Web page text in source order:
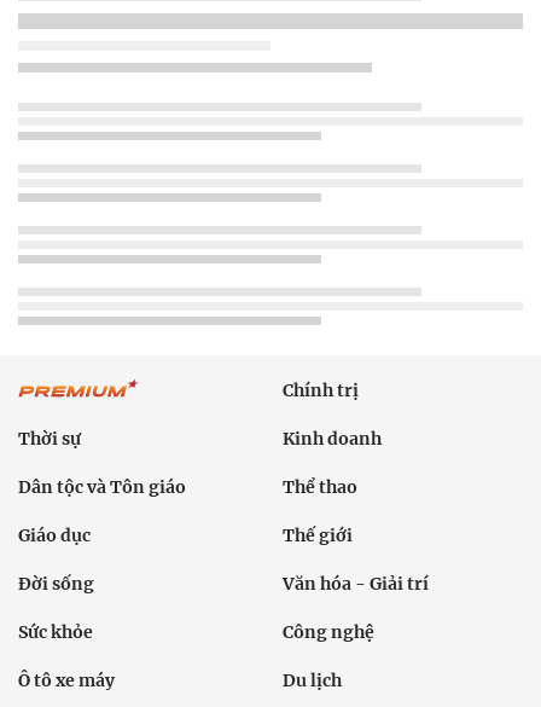
Chính trị
Thời sự Kinh doanh
Dân tộc và Tôn giáo Thể thao
Giáo dục Thế giới
Đời sống Văn hóa - Giải trí
Sức khỏe Công nghệ
Ô tô xe máy Du lịch